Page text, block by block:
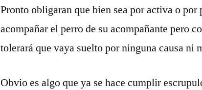
Pronto obligaran que bien sea por activa o por
acompañar el perro de su acompañante pero
tolerará que vaya suelto por ninguna causa ni
Obvio es algo que ya se hace cumplir